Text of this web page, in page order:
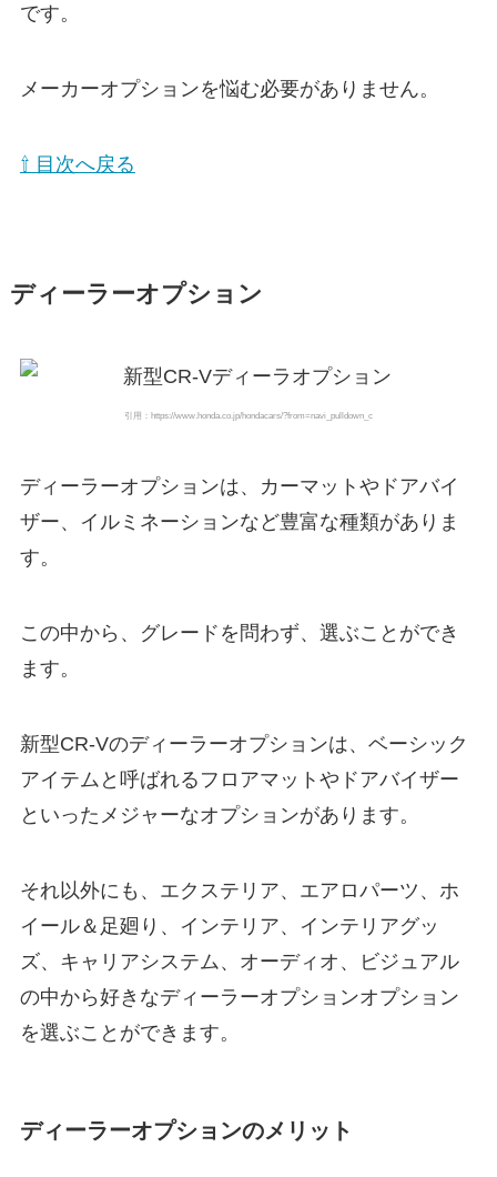
です。
メーカーオプションを悩む必要がありません。
⇧ 目次へ戻る
ディーラーオプション
引用：https://www.honda.co.jp/hondacars/?from=navi_pulldown_c
ディーラーオプションは、カーマットやドアバイ
ザー、イルミネーションなど豊富な種類がありま
す。
この中から、グレードを問わず、選ぶことができ
ます。
新型CR-Vのディーラーオプションは、ベーシック
アイテムと呼ばれるフロアマットやドアバイザー
といったメジャーなオプションがあります。
それ以外にも、エクステリア、エアロパーツ、ホ
イール＆足廻り、インテリア、インテリアグッ
ズ、キャリアシステム、オーディオ、ビジュアル
の中から好きなディーラーオプションオプション
を選ぶことができます。
ディーラーオプションのメリット